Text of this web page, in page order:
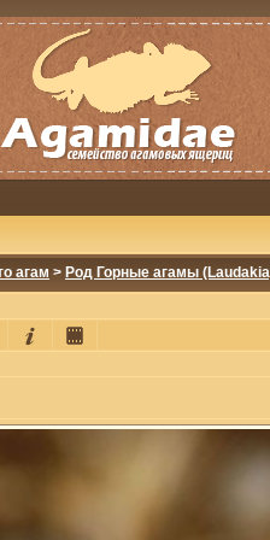
агам > Род Горные агамы